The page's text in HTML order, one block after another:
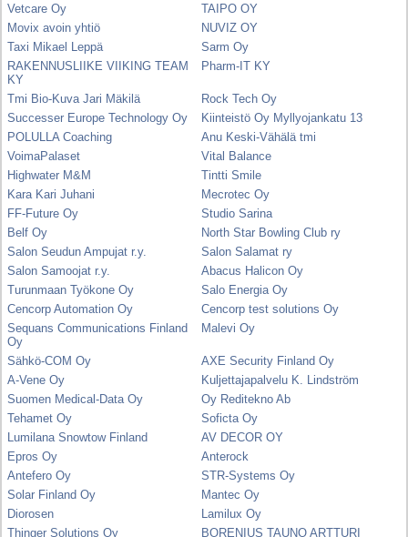
Vetcare Oy
TAIPO OY
Movix avoin yhtiö
NUVIZ OY
Taxi Mikael Leppä
Sarm Oy
RAKENNUSLIIKE VIIKING TEAM
KY
Pharm-IT KY
Tmi Bio-Kuva Jari Mäkilä
Rock Tech Oy
Successer Europe Technology Oy
Kiinteistö Oy Myllyojankatu 13
POLULLA Coaching
Anu Keski-Vähälä tmi
VoimaPalaset
Vital Balance
Highwater M&M
Tintti Smile
Kara Kari Juhani
Mecrotec Oy
FF-Future Oy
Studio Sarina
Belf Oy
North Star Bowling Club ry
Salon Seudun Ampujat r.y.
Salon Salamat ry
Salon Samoojat r.y.
Abacus Halicon Oy
Turunmaan Työkone Oy
Salo Energia Oy
Cencorp Automation Oy
Cencorp test solutions Oy
Sequans Communications Finland
Oy
Malevi Oy
Sähkö-COM Oy
AXE Security Finland Oy
A-Vene Oy
Kuljettajapalvelu K. Lindström
Suomen Medical-Data Oy
Oy Reditekno Ab
Tehamet Oy
Soficta Oy
Lumilana Snowtow Finland
AV DECOR OY
Epros Oy
Anterock
Antefero Oy
STR-Systems Oy
Solar Finland Oy
Mantec Oy
Diorosen
Lamilux Oy
Thinger Solutions Oy
BORENIUS TAUNO ARTTURI